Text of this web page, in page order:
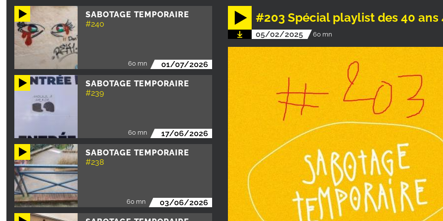
SABOTAGE TEMPORAIRE
#240
60 mn 01/07/2026
SABOTAGE TEMPORAIRE
#239
60 mn 17/06/2026
SABOTAGE TEMPORAIRE
#238
60 mn 03/06/2026
#203 Spécial playlist des 40 ans
05/02/2025 60 mn